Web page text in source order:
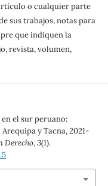
o cualquier parte
sus trabajos, notas para
que indiquen la
revista, volumen,
en el sur peruano:
y Tacna, 2021-
Derecho,3(1).